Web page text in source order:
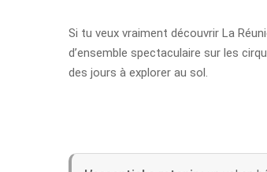
Si tu veux vraiment découvrir La
d’ensemble spectaculaire sur les
des jours à explorer au sol.